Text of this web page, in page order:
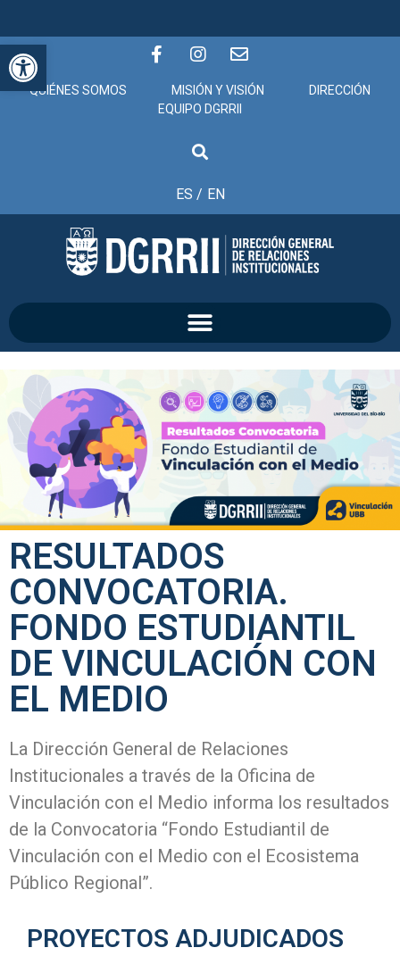
Abrir barra de herramientas
QUIÉNES SOMOS MISIÓN Y VISIÓN
DIRECCIÓN
EQUIPO DGRRII
ES / EN
RESULTADOS
CONVOCATORIA.
FONDO ESTUDIANTIL
DE VINCULACIÓN CON
EL MEDIO
La Dirección General de Relaciones
Institucionales a través de la Oficina de
Vinculación con el Medio informa los resultados
de la Convocatoria “Fondo Estudiantil de
Vinculación con el Medio con el Ecosistema
Público Regional”.
PROYECTOS ADJUDICADOS